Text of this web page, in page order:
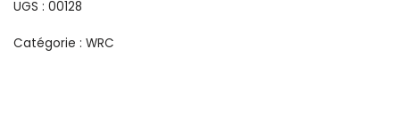
UGS : 00128
Catégorie : WRC